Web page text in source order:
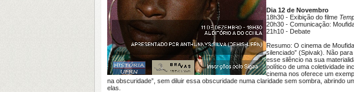
Dia 12 de Novembro
18h30 - Exibição do filme
20h30 - Comunicação:
21h10 - Debate
Resumo: O cinema de
silenciado” (Spivak) . Não
esse silêncio na sua
político de uma coletividade
cinema nos oferece um
na obscuridade”, sem diluir essa obscuridade numa claridade sem sombra, abrindo
elas.